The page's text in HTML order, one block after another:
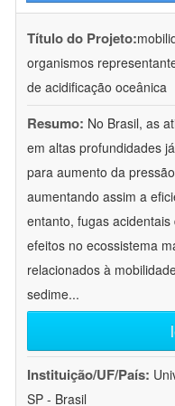
Título do Projeto:
organismos
de acidificação oceânica
Resumo: No Brasil, as
em altas profundidades
para aumento da
aumentando assim a
entanto, fugas
efeitos no ecossistema
relacionados à
sedime...
Instituição/UF/País:
SP - Brasil